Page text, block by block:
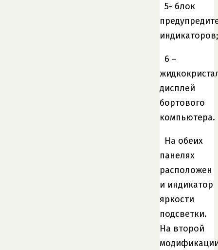
5- блок
индикаторов;
6 –
дисплей
бортового
компьютера.
На обеих
панелях
расположен
и индикатор
яркости
подсветки.
На второй